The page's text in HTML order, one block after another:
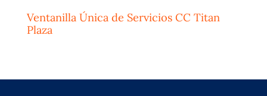
Ventanilla Única de Servicios CC Titan
Plaza